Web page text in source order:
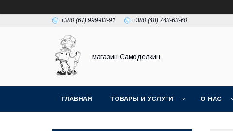
+380 (67) 999-83-91 +380 (48) 743-63-60
магазин Самоделкин
ГЛАВНАЯ ТОВАРЫ И УСЛУГИ О НАС